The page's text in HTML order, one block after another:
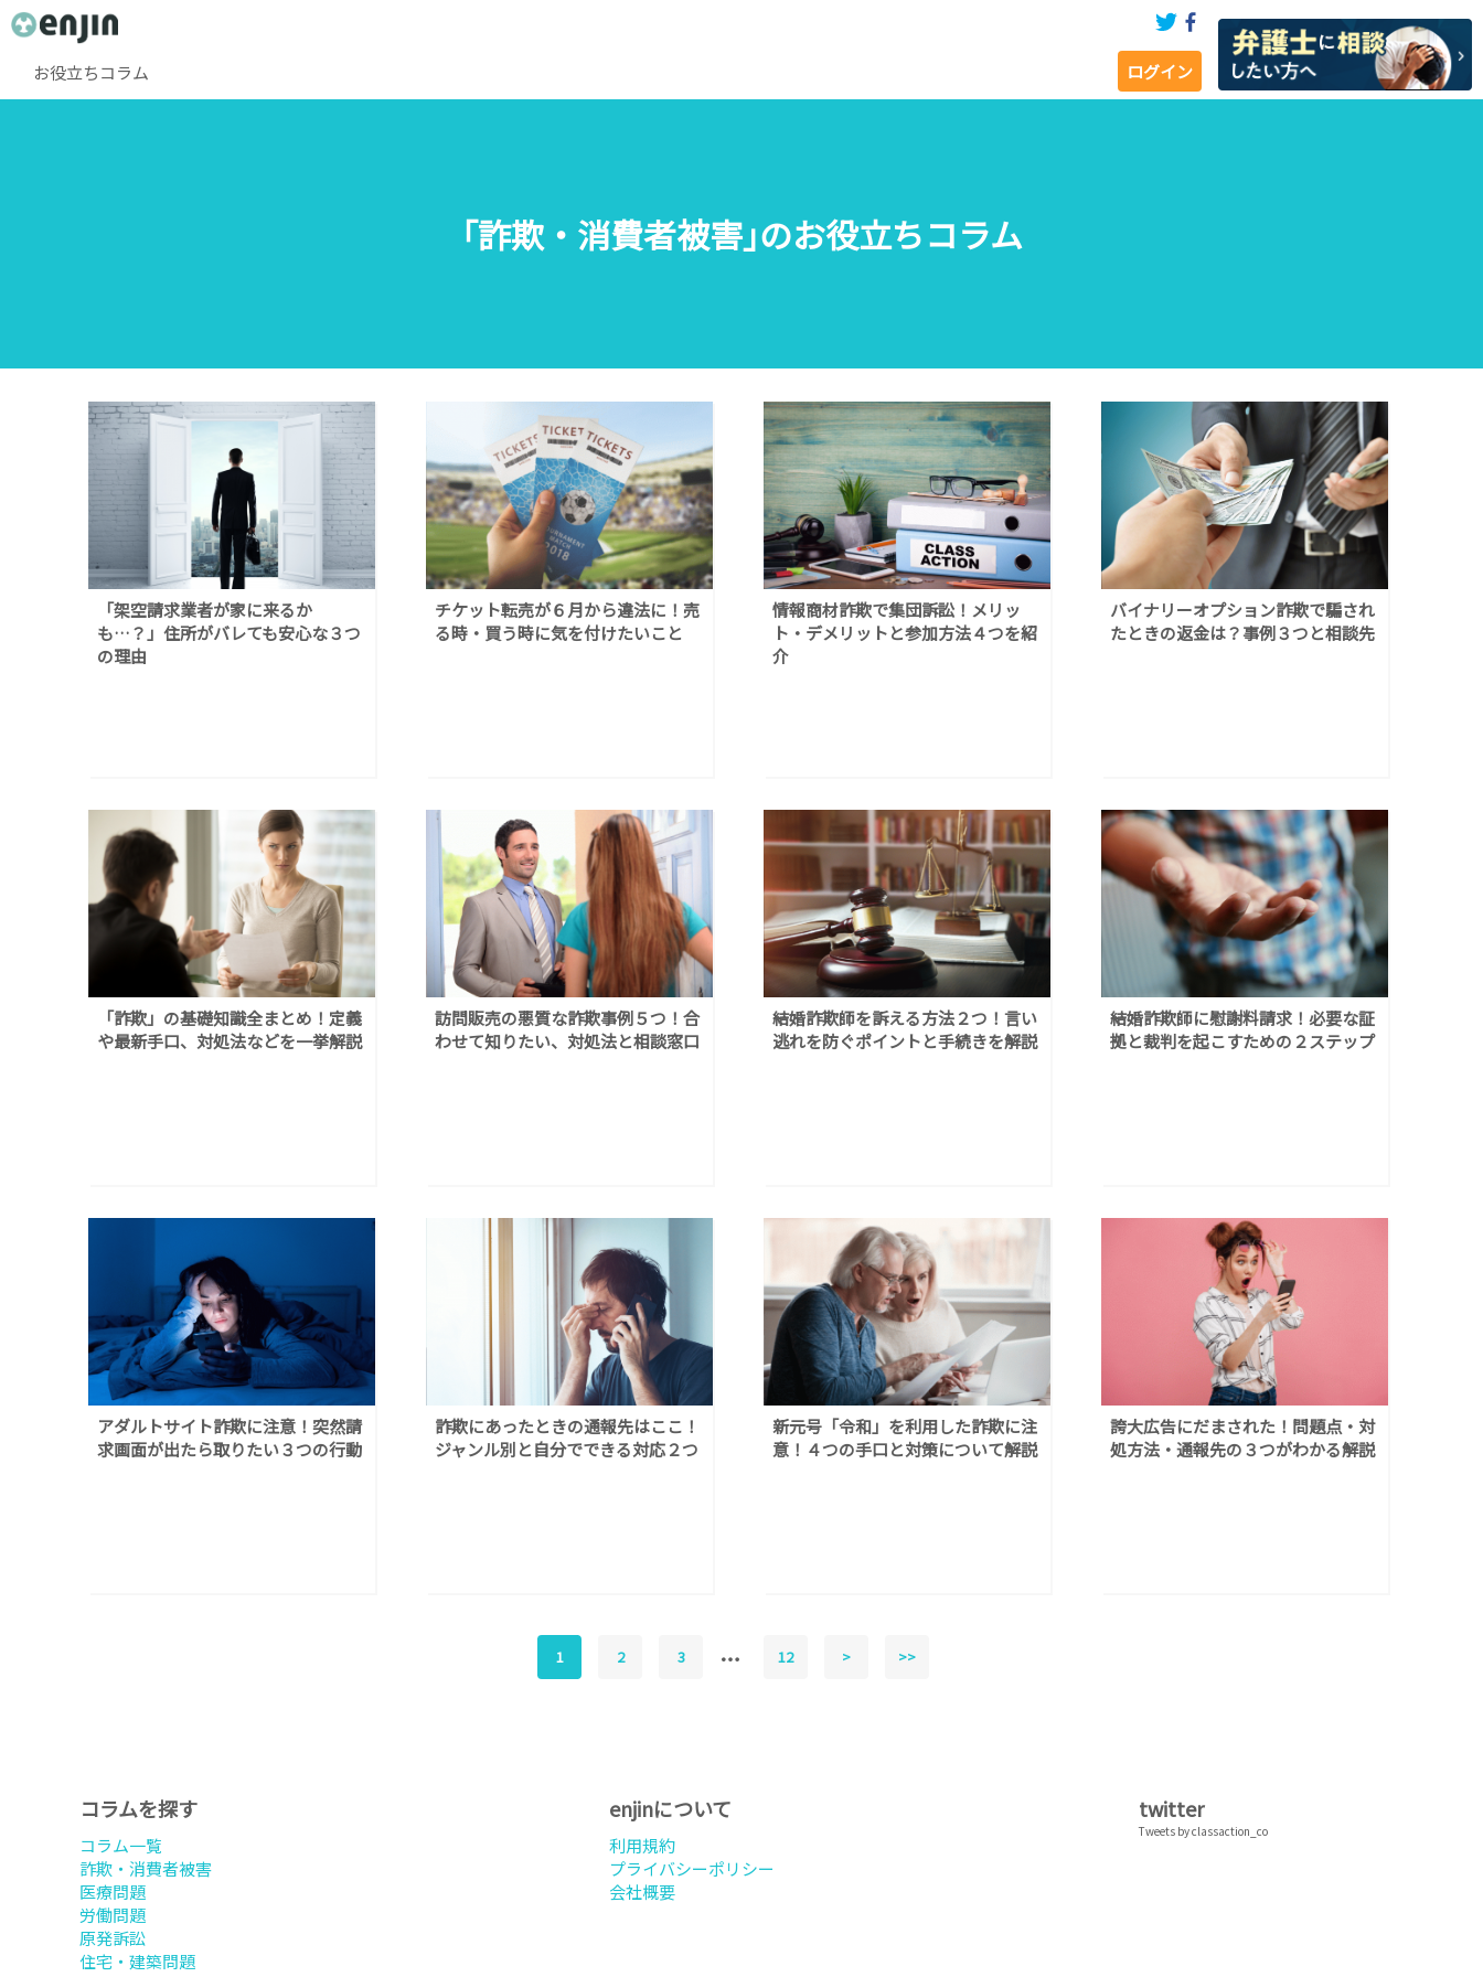
お役立ちコラム ログイン
｢詐欺・消費者被害｣のお役立ちコラム
「架空請求業者が家に来るか
も…？」住所がバレても安心な３つ
の理由
チケット転売が６月から違法に！売
る時・買う時に気を付けたいこと
情報商材詐欺で集団訴訟！メリッ
ト・デメリットと参加方法４つを紹
介
バイナリーオプション詐欺で騙され
たときの返金は？事例３つと相談先
「詐欺」の基礎知識全まとめ！定義
や最新手口、対処法などを一挙解説
訪問販売の悪質な詐欺事例５つ！合
わせて知りたい、対処法と相談窓口
結婚詐欺師を訴える方法２つ！言い
逃れを防ぐポイントと手続きを解説
結婚詐欺師に慰謝料請求！必要な証
拠と裁判を起こすための２ステップ
アダルトサイト詐欺に注意！突然請
求画面が出たら取りたい３つの行動
詐欺にあったときの通報先はここ！
ジャンル別と自分でできる対応２つ
新元号「令和」を利用した詐欺に注
意！４つの手口と対策について解説
誇大広告にだまされた！問題点・対
処方法・通報先の３つがわかる解説
1 2 3 12 > >>
コラムを探す
コラム一覧
詐欺・消費者被害
医療問題
労働問題
原発訴訟
住宅・建築問題
enjinについて
利用規約
プライバシーポリシー
会社概要
twitter
Tweets by classaction_co